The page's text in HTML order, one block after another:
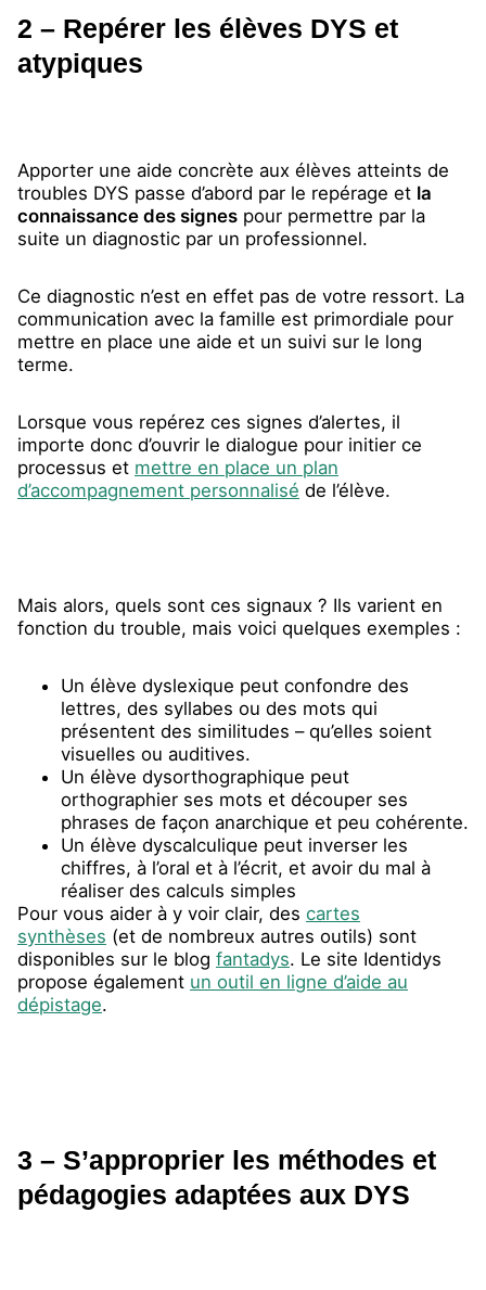
2 – Repérer les élèves DYS et
atypiques
Apporter une aide concrète aux élèves atteints de
troubles DYS passe d’abord par le repérage et la
connaissance des signes pour permettre par la
suite un diagnostic par un professionnel.
Ce diagnostic n’est en effet pas de votre ressort. La
communication avec la famille est primordiale pour
mettre en place une aide et un suivi sur le long
terme.
Lorsque vous repérez ces signes d’alertes, il
importe donc d’ouvrir le dialogue pour initier ce
processus et mettre en place un plan
d’accompagnement personnalisé de l’élève.
Mais alors, quels sont ces signaux ? Ils varient en
fonction du trouble, mais voici quelques exemples :
Un élève dyslexique peut confondre des
lettres, des syllabes ou des mots qui
présentent des similitudes – qu’elles soient
visuelles ou auditives.
Un élève dysorthographique peut
orthographier ses mots et découper ses
phrases de façon anarchique et peu cohérente.
Un élève dyscalculique peut inverser les
chiffres, à l’oral et à l’écrit, et avoir du mal à
réaliser des calculs simples
Pour vous aider à y voir clair, des cartes
synthèses (et de nombreux autres outils) sont
disponibles sur le blog fantadys. Le site Identidys
propose également un outil en ligne d’aide au
dépistage.
3 – S’approprier les méthodes et
pédagogies adaptées aux DYS